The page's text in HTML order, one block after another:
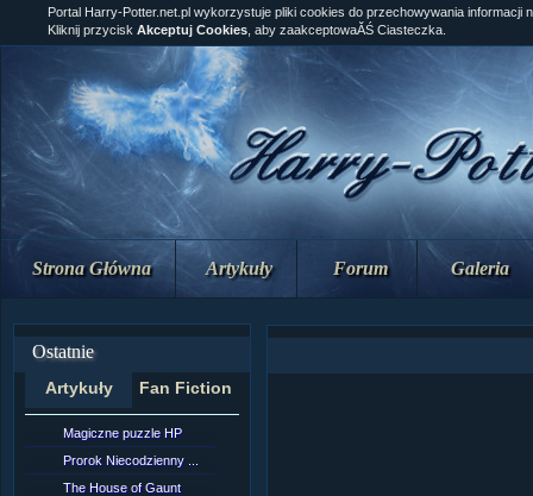
Strona Główna Artykuły Forum Galeria
Ostatnie
Artykuły Fan Fiction
Magiczne puzzle HP
Prorok Niecodzienny ...
The House of Gaunt
Portal Harry-Potter.net.pl wykorzystuje pliki cookies do przechowywania informacji
Kliknij przycisk Akceptuj Cookies , aby zaakceptowaĂŚ Ciasteczka.